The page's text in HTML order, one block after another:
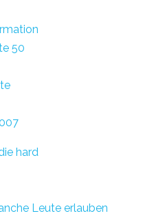
50
hard
Leute erlauben